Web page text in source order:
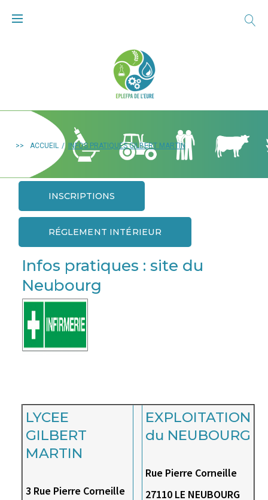
>> ACCUEIL / INFOS PRATIQUES GILBERT MARTIN
INSCRIPTIONS
RÉGLEMENT INTÉRIEUR
Infos pratiques : site du
Neubourg
LYCEE
GILBERT
MARTIN
3 Rue Pierre Corneille
EXPLOITATION
du NEUBOURG
Rue Pierre Corneille
27110 LE NEUBOURG